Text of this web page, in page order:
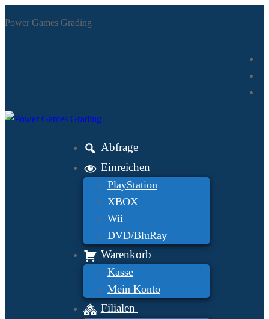
Inhalt
Power Games Grading
Abfrage
Einreichen
PlayStation
XBOX
Wii
DVD/BluRay
Warenkorb
Kasse
Mein Konto
Filialen